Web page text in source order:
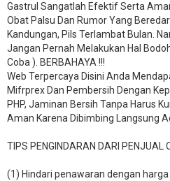
Gastrul Sangatlah Efektif Serta
Obat Palsu Dan Rumor Yang
Kandungan, Pils Terlambat Bulan.
Jangan Pernah Melakukan Hal
Coba ). BERBAHAYA !!!
Web Terpercaya Disini Anda
Mifrprex Dan Pembersih Dengan
PHP, Jaminan Bersih Tanpa Harus
Aman Karena Dibimbing Langsung
TIPS PENGINDARAN DARI PENJUAL
(1) Hindari penawaran dengan